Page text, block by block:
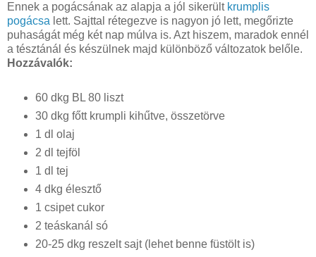
Ennek a pogácsának az alapja a jól sikerült krumplis
pogácsa lett. Sajttal rétegezve is nagyon jó lett, megőrizte
puhaságát még két nap múlva is. Azt hiszem, maradok ennél
a tésztánál és készülnek majd különböző változatok belőle.
Hozzávalók:
60 dkg BL 80 liszt
30 dkg főtt krumpli kihűtve, összetörve
1 dl olaj
2 dl tejföl
1 dl tej
4 dkg élesztő
1 csipet cukor
2 teáskanál só
20-25 dkg reszelt sajt (lehet benne füstölt is)